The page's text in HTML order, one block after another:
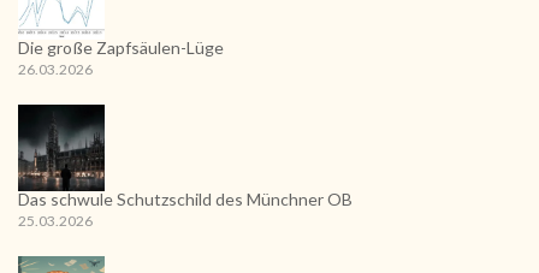
Die große Zapfsäulen-Lüge
26.03.2026
Das schwule Schutzschild des Münchner OB
25.03.2026